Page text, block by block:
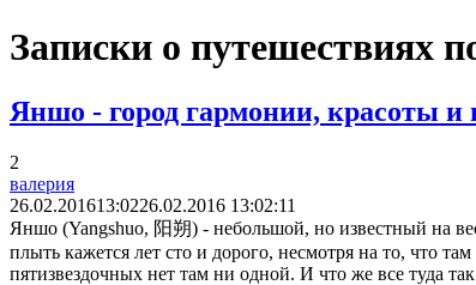
Записки о путешествиях
Яншо - город гармонии, красоты и
2
валерия
26.02.201613:0226.02.2016 13:02:11
Яншо (Yangshuo, 阳朔) - небольшой, но известный на
плыть кажется лет сто и дорого, несмотря на то, что
пятизвездочных нет там ни одной. И что же все туда